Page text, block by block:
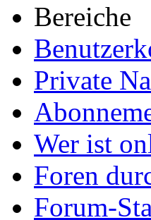
Bereiche
Private
Wer ist
Foren
Forum-